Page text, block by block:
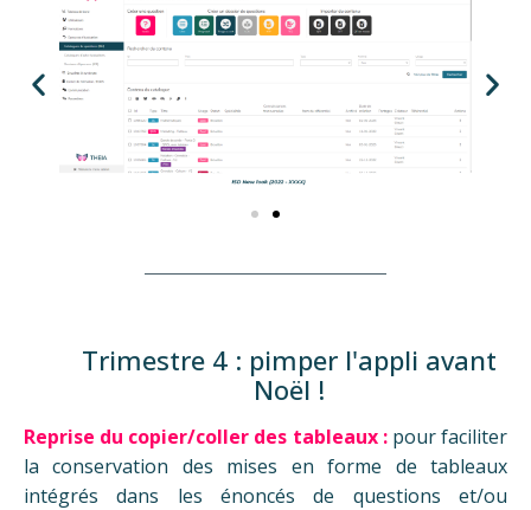
Trimestre 4 : pimper l'appli avant
Noël !
Reprise du copier/coller des tableaux :pour faciliter
la conservation des mises en forme de tableaux
intégrés dans les énoncés de questions et/ou